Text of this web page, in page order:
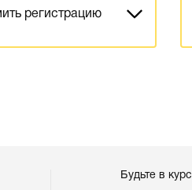
регистрацию
Будьте в